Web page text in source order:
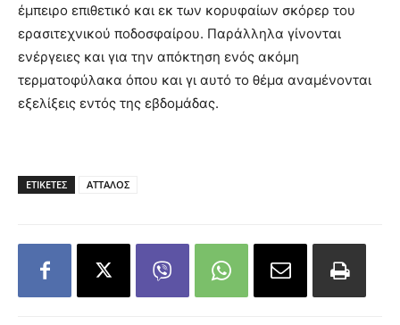
έμπειρο επιθετικό και εκ των κορυφαίων σκόρερ του
ερασιτεχνικού ποδοσφαίρου. Παράλληλα γίνονται
ενέργειες και για την απόκτηση ενός ακόμη
τερματοφύλακα όπου και γι αυτό το θέμα αναμένονται
εξελίξεις εντός της εβδομάδας.
ΕΤΙΚΕΤΕΣ ΑΤΤΑΛΟΣ